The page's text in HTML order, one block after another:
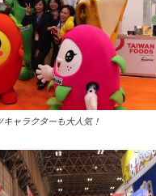
キャラクターも大人気！